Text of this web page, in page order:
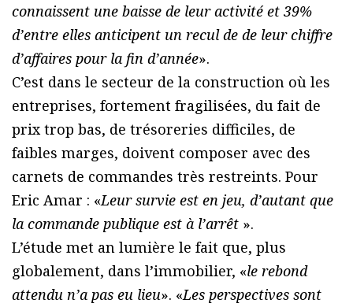
connaissent une baisse de leur activité et 39%
d’entre elles anticipent un recul de de leur chiffre
d’affaires pour la fin d’année».
C’est dans le secteur de la construction où les
entreprises, fortement fragilisées, du fait de
prix trop bas, de trésoreries difficiles, de
faibles marges, doivent composer avec des
carnets de commandes très restreints. Pour
Eric Amar : «Leur survie est en jeu, d’autant que
la commande publique est à l’arrêt ».
L’étude met an lumière le fait que, plus
globalement, dans l’immobilier, «le rebond
attendu n’a pas eu lieu». «Les perspectives sont